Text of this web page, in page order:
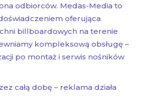
odbiorców. Medas-Media to
oferująca
billboardowych na terenie
kompleksową obsługę –
po montaż i serwis nośników
całą dobę – reklama działa